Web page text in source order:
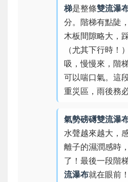
梯是整條雙流瀑
分。階梯有點陡
木板間隙略大，
（尤其下行時！
吸，慢慢來，階
可以喘口氣。這
重災區，雨後務
氣勢磅礡雙流瀑
水聲越來越大，
離子的濕潤感時
了！最後一段階
流瀑布就在眼前